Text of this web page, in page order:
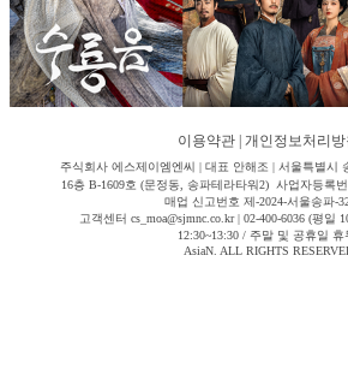
이용약관 개인정보처리방
주식회사 에스제이엠엔씨 | 대표 안해조 | 서울특별시
16층 B-1609호 (문정동, 송파테라타워2) 사업자등록
매업 신고번호 제-2024-서울송파-
고객센터 cs_moa@sjmnc.co.kr | 02-400-6036 (평일
12:30~13:30 / 주말 및 공휴일 휴
AsiaN. ALL RIGHTS